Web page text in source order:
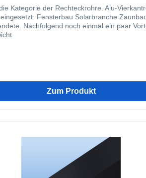
Kategorie der Rechteckrohre. Alu-
von stranggepressten
einmal ein paar Vorteile des Werkstoffes
Zum Produkt